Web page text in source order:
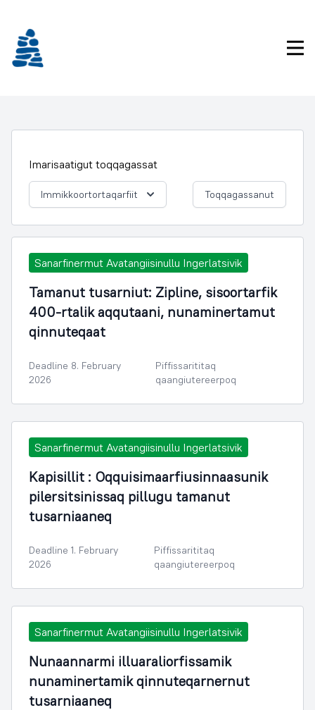
Imarisaatigut toqqagassat
Immikkoortortaqarfiit Toqqagassanut
Sanarfinermut Avatangiisinullu Ingerlatsivik
Tamanut tusarniut: Zipline, sisoortarfik
400-rtalik aqqutaani, nunaminertamut
qinnuteqaat
Deadline 8. February
2026
Piffissarititaq
qaangiutereerpoq
Sanarfinermut Avatangiisinullu Ingerlatsivik
Kapisillit : Oqquisimaarfiusinnaasunik
pilersitsinissaq pillugu tamanut
tusarniaaneq
Deadline 1. February
2026
Piffissarititaq
qaangiutereerpoq
Sanarfinermut Avatangiisinullu Ingerlatsivik
Nunaannarmi illuaraliorfissamik
nunaminertamik qinnuteqarnernut
tusarniaaneq